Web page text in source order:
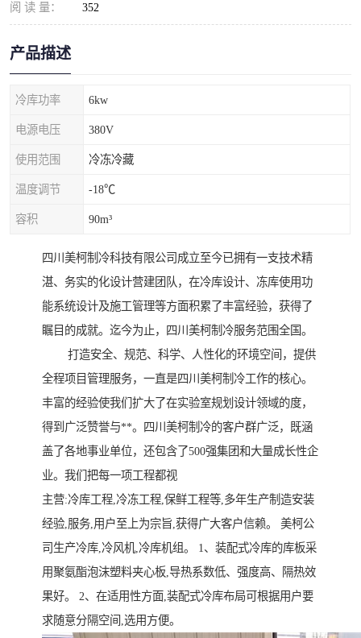
阅 读 量： 352
产品描述
冷库功率 6kw
电源电压 380V
使用范围 冷冻冷藏
温度调节 -18℃
容积 90m³
四川美柯制冷科技有限公司成立至今已拥有一支技术精
湛、务实的化设计营建团队，在冷库设计、冻库使用功
能系统设计及施工管理等方面积累了丰富经验，获得了
瞩目的成就。迄今为止，四川美柯制冷服务范围全国。
打造安全、规范、科学、人性化的环境空间，提供
全程项目管理服务，一直是四川美柯制冷工作的核心。
丰富的经验使我们扩大了在实验室规划设计领域的度，
得到广泛赞誉与**。四川美柯制冷的客户群广泛，既涵
盖了各地事业单位，还包含了500强集团和大量成长性企
业。我们把每一项工程都视
主营:冷库工程,冷冻工程,保鲜工程等,多年生产制造安装
经验,服务,用户至上为宗旨,获得广大客户信赖。 美柯公
司生产冷库,冷风机,冷库机组。 1、装配式冷库的库板采
用聚氨酯泡沫塑料夹心板,导热系数低、强度高、隔热效
果好。 2、在适用性方面,装配式冷库布局可根据用户要
求随意分隔空间,选用方便。